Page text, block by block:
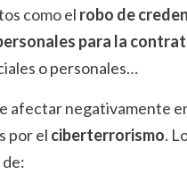
como el robo de
para la
o personales…
afectar negativamente
por el ciberterrorismo.